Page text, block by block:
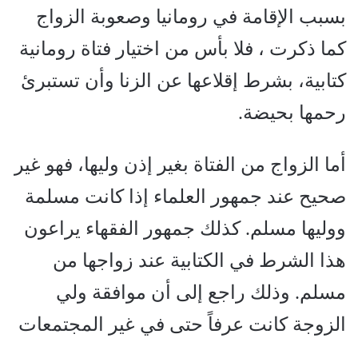
بسبب الإقامة في رومانيا وصعوبة الزواج
كما ذكرت ، فلا بأس من اختيار فتاة رومانية
كتابية، بشرط إقلاعها عن الزنا وأن تستبرئ
رحمها بحيضة.
أما الزواج من الفتاة بغير إذن وليها، فهو غير
صحيح عند جمهور العلماء إذا كانت مسلمة
ووليها مسلم. كذلك جمهور الفقهاء يراعون
هذا الشرط في الكتابية عند زواجها من
مسلم. وذلك راجع إلى أن موافقة ولي
الزوجة كانت عرفاً حتى في غير المجتمعات